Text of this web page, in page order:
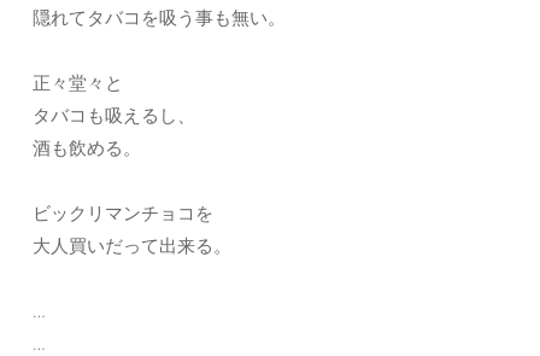
隠れてタバコを吸う事も無い。
正々堂々と
タバコも吸えるし、
酒も飲める。
ビックリマンチョコを
大人買いだって出来る。
…
…